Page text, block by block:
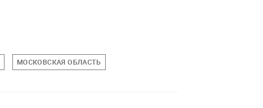
МОСКОВСКАЯ ОБЛАСТЬ